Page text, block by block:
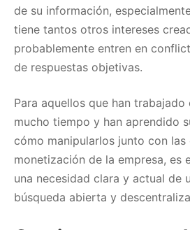
de su información,
tiene tantos otros intereses
probablemente entren en
de respuestas objetivas.
Para aquellos que han
mucho tiempo y han aprendido
cómo manipularlos junto con
monetización de la empresa, es
una necesidad clara y actual de
búsqueda abierta y